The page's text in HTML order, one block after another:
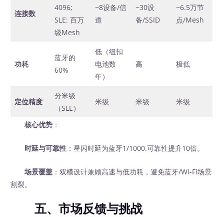
连接数
4096;
SLE: 百万
级Mesh
~8设备/信
道
~30设
备/SSID
~6.5万节
点/Mesh
功耗
蓝牙的
60%
低（纽扣
电池数
年）
高 极低
定位精度
分米级
（SLE）
米级 米级 米级
核心优势 ：
时延与可靠性 ：星闪时延为蓝牙1/1000.可靠性提升10倍。
场景覆盖 ：双模设计兼顾高速与低功耗，避免蓝牙/Wi-Fi场景
割裂。
五、市场反馈与挑战